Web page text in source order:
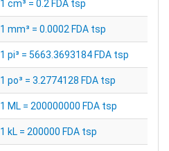
1 cm³ = 0.2 FDA tsp
1 mm³ = 0.0002 FDA tsp
1 pi³ = 5663.3693184 FDA tsp
1 po³ = 3.2774128 FDA tsp
1 ML = 200000000 FDA tsp
1 kL = 200000 FDA tsp